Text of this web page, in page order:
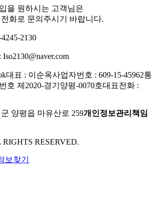
을 원하시는 고객님은
화로 문의주시기 바랍니다.
2130
대표 : 이순옥사업자번호 : 609-15-45962통
호 제2020-경기양평-0070호대표전화 :
양평읍 마유산로 259개인정보관리책임
RESERVED.
보찾기